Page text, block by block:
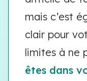
mais c’est
clair pour
limites à ne
êtes dans